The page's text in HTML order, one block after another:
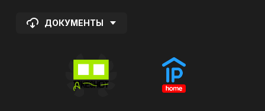
ДОКУМЕНТЫ